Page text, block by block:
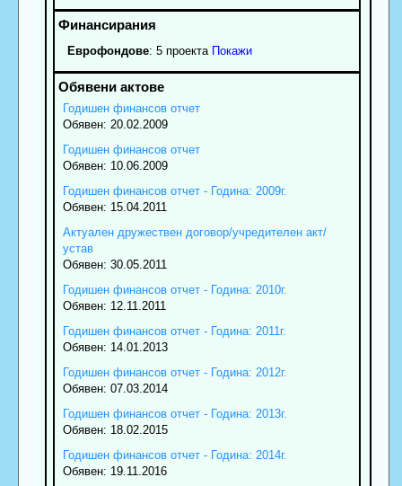
Еврофондове: 5 проекта Покажи
Годишен финансов отчет
Обявен: 20.02.2009
Годишен финансов отчет
Обявен: 10.06.2009
Годишен финансов отчет - Година: 2009г.
Обявен: 15.04.2011
Актуален дружествен договор/учредителен акт/
устав
Обявен: 30.05.2011
Годишен финансов отчет - Година: 2010г.
Обявен: 12.11.2011
Годишен финансов отчет - Година: 2011г.
Обявен: 14.01.2013
Годишен финансов отчет - Година: 2012г.
Обявен: 07.03.2014
Годишен финансов отчет - Година: 2013г.
Обявен: 18.02.2015
Годишен финансов отчет - Година: 2014г.
Обявен: 19.11.2016